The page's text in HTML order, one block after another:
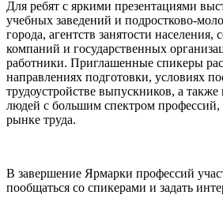
Для ребят с яркими презентациями
учебных заведений и подростково-
города, агентств занятости населения,
компаний и государственных
работники. Приглашенные спикеры
направлениях подготовки, условиях
трудоустройстве выпускников, а
людей с большим спектром профессий,
рынке труда.
В завершение Ярмарки профессий
пообщаться со спикерами и задать